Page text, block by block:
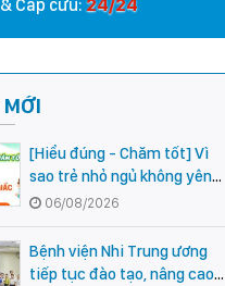
Cấp cứu:
MỚI
[Hiểu đúng - Chăm tốt] Vì
sao trẻ nhỏ ngủ không yên
giấc - Đâu là bình thường,
đâu là dấu hiệu cần đi khám
ngay?
06/08/2026
Bệnh viện Nhi Trung ương
tiếp tục đào tạo, nâng cao